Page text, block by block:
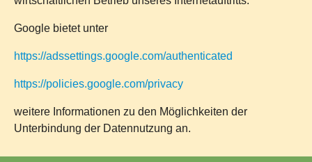
Google bietet unter
https://adssettings.google.com/authenticated
https://policies.google.com/privacy
weitere Informationen zu den Möglichkeiten der
Unterbindung der Datennutzung an.